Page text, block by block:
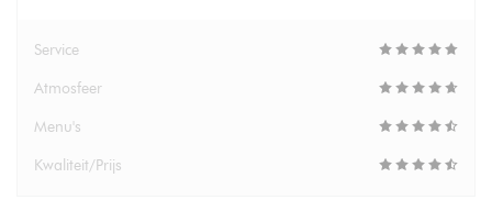
Service
Atmosfeer
Menu's
Kwaliteit/Prijs